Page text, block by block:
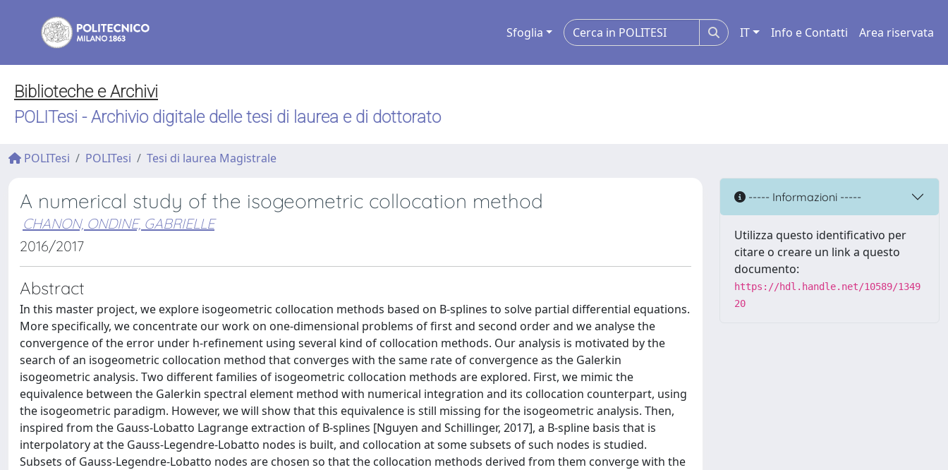
Sfoglia IT Info e Contatti Area riservata
Biblioteche e Archivi
POLITesi - Archivio digitale delle tesi di laurea e di dottorato
POLITesi POLITesi Tesi di laurea Magistrale
A numerical study of the isogeometric collocation method
CHANON, ONDINE, GABRIELLE
2016/2017
Abstract
In this master project, we explore isogeometric collocation methods based on B-splines to solve partial differential equations.
More specifically, we concentrate our work on one-dimensional problems of first and second order and we analyse the
convergence of the error under h-refinement using several kind of collocation methods. Our analysis is motivated by the
search of an isogeometric collocation method that converges with the same rate of convergence as the Galerkin
isogeometric analysis. Two different families of isogeometric collocation methods are explored. First, we mimic the
equivalence between the Galerkin spectral element method with numerical integration and its collocation counterpart, using
the isogeometric paradigm. However, we will show that this equivalence is still missing for the isogeometric analysis. Then,
inspired from the Gauss-Lobatto Lagrange extraction of B-splines [Nguyen and Schillinger, 2017], a B-spline basis that is
interpolatory at the Gauss-Legendre-Lobatto nodes is built, and collocation at some subsets of such nodes is studied.
Subsets of Gauss-Legendre-Lobatto nodes are chosen so that the collocation methods derived from them converge with the
----- Informazioni -----
Utilizza questo identificativo per
citare o creare un link a questo
documento:
https://hdl.handle.net/10589/1349
20